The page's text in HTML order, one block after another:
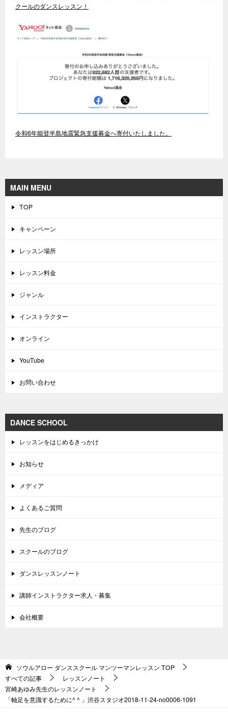
クールのダンスレッスン！
令和6年能登半島地震緊急支援募金へ寄付いたしました。
MAIN MENU
TOP
キャンペーン
レッスン場所
レッスン料金
ジャンル
インストラクター
オンライン
YouTube
お問い合わせ
DANCE SCHOOL
レッスンをはじめるきっかけ
お知らせ
メディア
よくあるご質問
先生のブログ
スクールのブログ
ダンスレッスンノート
講師インストラクター求人・募集
会社概要
ソウルアロー ダンススクール マンツーマンレッスン TOP
すべての記事
レッスンノート
宮崎あゆみ先生のレッスンノート
「軸足を意識するために^ ^ 」渋谷スタジオ2018-11-24-no0006-1091